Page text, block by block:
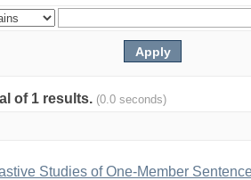
of 1 results. (0.0 seconds)
Studies of One-Member